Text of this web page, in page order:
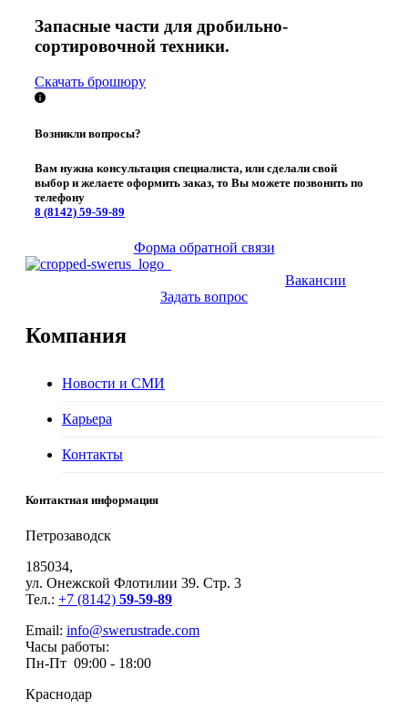
Запасные части для дробильно-
сортировочной техники.
Скачать брошюру
Возникли вопросы?
Вам нужна консультация специалиста, или сделали свой
выбор и желаете оформить заказ, то Вы можете позвонить по
телефону
8 (8142) 59-59-89
Форма обратной связи
Вакансии
Задать вопрос
Компания
Новости и СМИ
Карьера
Контакты
Контактная информация
Петрозаводск
185034,
ул. Онежской Флотилии 39. Стр. 3
Тел.: +7 (8142) 59-59-89
Email: info@swerustrade.com
Часы работы:
Пн-Пт 09:00 - 18:00
Краснодар